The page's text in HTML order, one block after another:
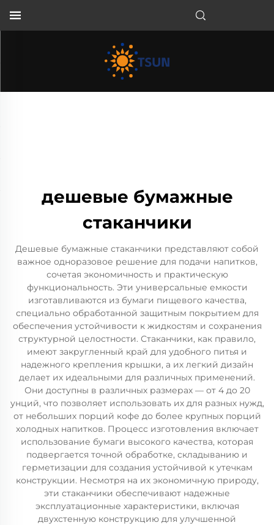
дешевые бумажные
стаканчики
Дешевые бумажные стаканчики представляют собой
важное одноразовое решение для подачи напитков,
сочетая экономичность и практическую
функциональность. Эти универсальные емкости
изготавливаются из бумаги пищевого качества,
специально обработанной защитным покрытием для
обеспечения устойчивости к жидкостям и сохранения
структурной целостности. Стаканчики, как правило,
имеют закругленный край для удобного питья и
надежного крепления крышки, а их легкий дизайн
делает их идеальными для различных применений.
Они доступны в различных размерах — от 4 до 20
унций, что позволяет использовать их для разных нужд,
от небольших порций кофе до более крупных порций
холодных напитков. Процесс изготовления включает
использование бумаги высокого качества, которая
подвергается точной обработке, складыванию и
герметизации для создания устойчивой к утечкам
конструкции. Несмотря на их экономичную природу,
эти стаканчики обеспечивают надежные
эксплуатационные характеристики, включая
двухстенную конструкцию для улучшенной